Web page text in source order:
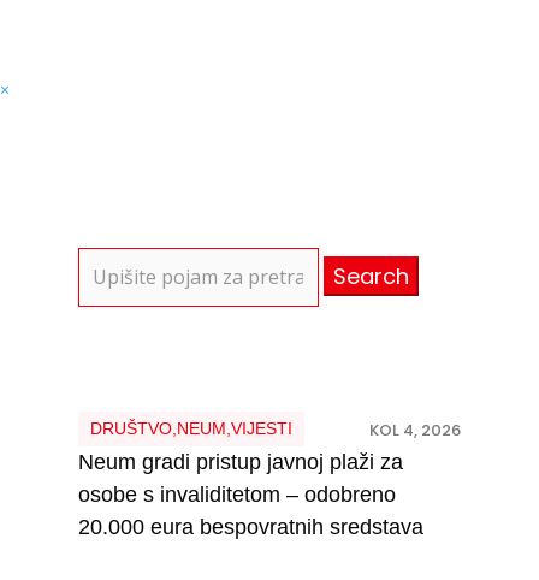
×
for:
DRUŠTVO, NEUM VIJESTI KOL 4, 2026
Neum gradi pristup javnoj plaži za
osobe s invaliditetom – odobreno
20.000 eura bespovratnih sredstava